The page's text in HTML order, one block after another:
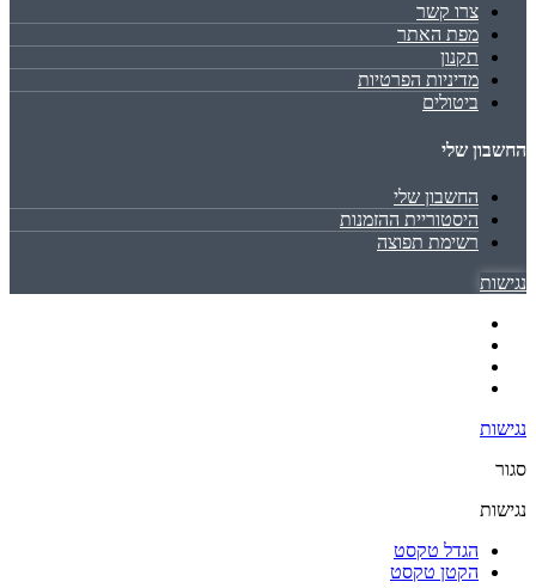
צרו קשר
מפת האתר
תקנון
מדיניות הפרטיות
ביטולים
החשבון שלי
החשבון שלי
היסטוריית ההזמנות
רשימת תפוצה
נגישות
נגישות
סגור
נגישות
הגדל טקסט
הקטן טקסט